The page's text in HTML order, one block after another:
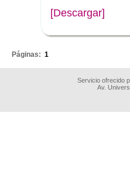
[Descargar]
Páginas: 1
Servicio ofrecido
Av.